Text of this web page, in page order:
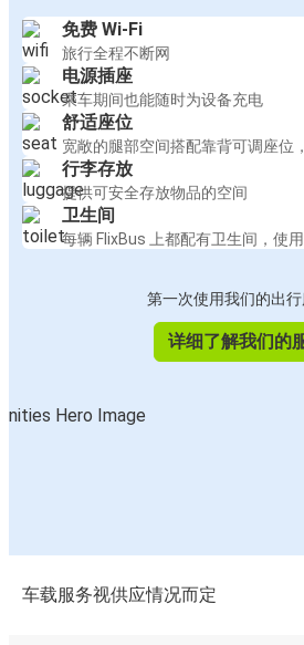
免费 Wi-Fi
旅行全程不断网
电源插座
乘车期间也能随时为设备充电
舒适座位
宽敞的腿部空间搭配靠背可调座位
行李存放
提供可安全存放物品的空间
卫生间
每辆 FlixBus 上都配有卫生间，使
第一次使用我们的出行
详细了解我们的
车载服务视供应情况而定